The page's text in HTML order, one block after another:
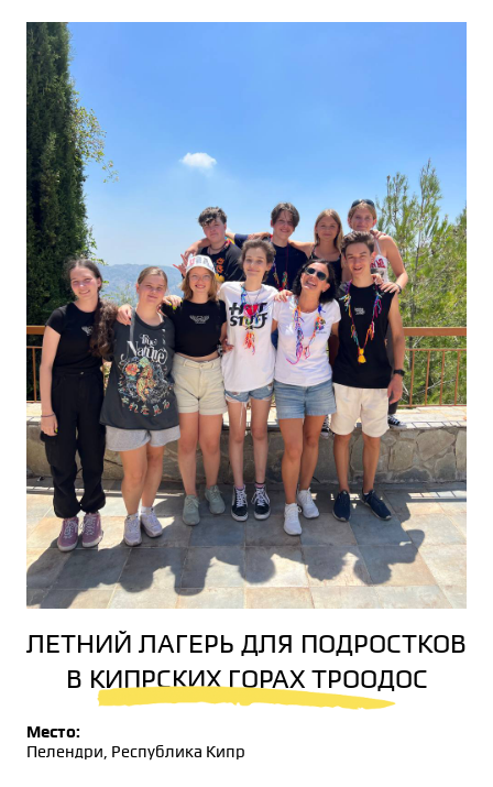
ЛЕТНИЙ ЛАГЕРЬ ДЛЯ ПОДРОСТКОВ
В КИПРСКИХ ГОРАХ ТРООДОС
Место:
Пелендри, Республика Кипр